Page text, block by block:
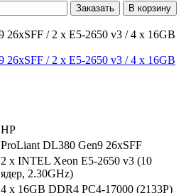
Заказать В корзину
HP
ProLiant DL380 Gen9 26xSFF
2 x INTEL Xeon E5-2650 v3 (10
ядер, 2.30GHz)
4 x 16GB DDR4 PC4-17000 (2133P)